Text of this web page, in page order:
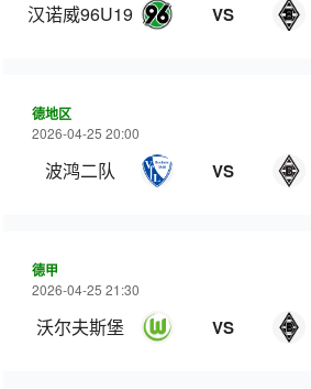
汉诺威96U19 VS
德地区
2026-04-25 20:00
波鸿二队 VS
德甲
2026-04-25 21:30
沃尔夫斯堡 VS